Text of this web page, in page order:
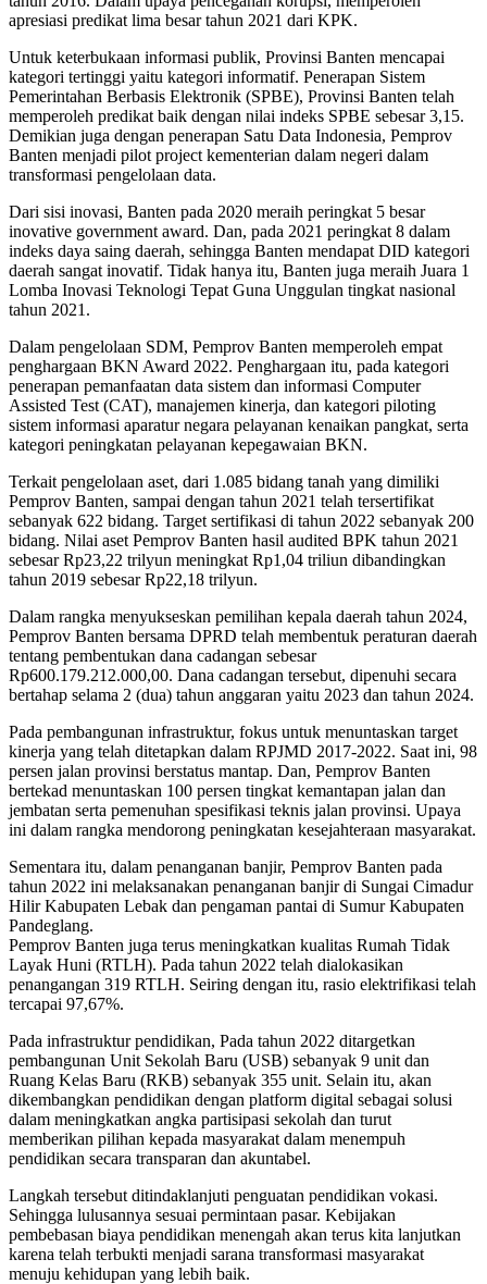
apresiasi predikat lima besar tahun 2021 dari KPK.
Untuk keterbukaan informasi publik, Provinsi Banten mencapai
kategori tertinggi yaitu kategori informatif. Penerapan Sistem
Pemerintahan Berbasis Elektronik (SPBE), Provinsi Banten telah
memperoleh predikat baik dengan nilai indeks SPBE sebesar 3,15.
Demikian juga dengan penerapan Satu Data Indonesia, Pemprov
Banten menjadi pilot project kementerian dalam negeri dalam
transformasi pengelolaan data.
Dari sisi inovasi, Banten pada 2020 meraih peringkat 5 besar
inovative government award. Dan, pada 2021 peringkat 8 dalam
indeks daya saing daerah, sehingga Banten mendapat DID kategori
daerah sangat inovatif. Tidak hanya itu, Banten juga meraih Juara 1
Lomba Inovasi Teknologi Tepat Guna Unggulan tingkat nasional
tahun 2021.
Dalam pengelolaan SDM, Pemprov Banten memperoleh empat
penghargaan BKN Award 2022. Penghargaan itu, pada kategori
penerapan pemanfaatan data sistem dan informasi Computer
Assisted Test (CAT), manajemen kinerja, dan kategori piloting
sistem informasi aparatur negara pelayanan kenaikan pangkat, serta
kategori peningkatan pelayanan kepegawaian BKN.
Terkait pengelolaan aset, dari 1.085 bidang tanah yang dimiliki
Pemprov Banten, sampai dengan tahun 2021 telah tersertifikat
sebanyak 622 bidang. Target sertifikasi di tahun 2022 sebanyak 200
bidang. Nilai aset Pemprov Banten hasil audited BPK tahun 2021
sebesar Rp23,22 trilyun meningkat Rp1,04 triliun dibandingkan
tahun 2019 sebesar Rp22,18 trilyun.
Dalam rangka menyukseskan pemilihan kepala daerah tahun 2024,
Pemprov Banten bersama DPRD telah membentuk peraturan daerah
tentang pembentukan dana cadangan sebesar
Rp600.179.212.000,00. Dana cadangan tersebut, dipenuhi secara
bertahap selama 2 (dua) tahun anggaran yaitu 2023 dan tahun 2024.
Pada pembangunan infrastruktur, fokus untuk menuntaskan target
kinerja yang telah ditetapkan dalam RPJMD 2017-2022. Saat ini, 98
persen jalan provinsi berstatus mantap. Dan, Pemprov Banten
bertekad menuntaskan 100 persen tingkat kemantapan jalan dan
jembatan serta pemenuhan spesifikasi teknis jalan provinsi. Upaya
ini dalam rangka mendorong peningkatan kesejahteraan masyarakat.
Sementara itu, dalam penanganan banjir, Pemprov Banten pada
tahun 2022 ini melaksanakan penanganan banjir di Sungai Cimadur
Hilir Kabupaten Lebak dan pengaman pantai di Sumur Kabupaten
Pandeglang.
Pemprov Banten juga terus meningkatkan kualitas Rumah Tidak
Layak Huni (RTLH). Pada tahun 2022 telah dialokasikan
penangangan 319 RTLH. Seiring dengan itu, rasio elektrifikasi telah
tercapai 97,67%.
Pada infrastruktur pendidikan, Pada tahun 2022 ditargetkan
pembangunan Unit Sekolah Baru (USB) sebanyak 9 unit dan
Ruang Kelas Baru (RKB) sebanyak 355 unit. Selain itu, akan
dikembangkan pendidikan dengan platform digital sebagai solusi
dalam meningkatkan angka partisipasi sekolah dan turut
memberikan pilihan kepada masyarakat dalam menempuh
pendidikan secara transparan dan akuntabel.
Langkah tersebut ditindaklanjuti penguatan pendidikan vokasi.
Sehingga lulusannya sesuai permintaan pasar. Kebijakan
pembebasan biaya pendidikan menengah akan terus kita lanjutkan
karena telah terbukti menjadi sarana transformasi masyarakat
menuju kehidupan yang lebih baik.